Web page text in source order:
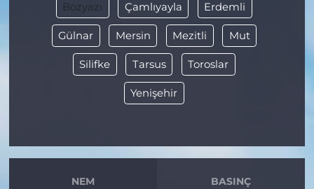
Bozyazı Çamlıyayla Erdemli
Gülnar Mersin Mezitli Mut
Silifke Tarsus Toroslar
Yenişehir
NEM BASINÇ